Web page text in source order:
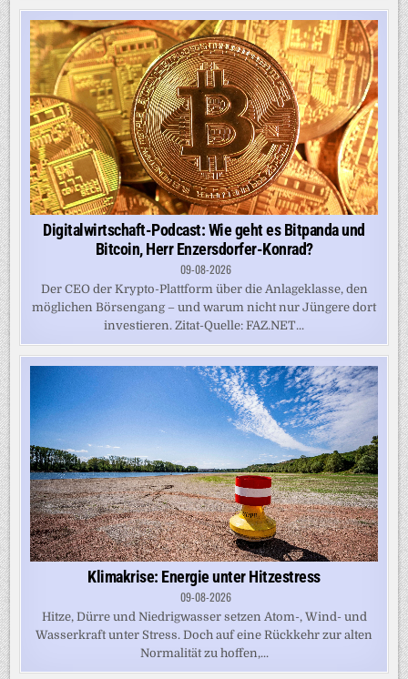
Digitalwirtschaft-Podcast: Wie geht es Bitpanda und
Bitcoin, Herr Enzersdorfer-Konrad?
09-08-2026
Der CEO der Krypto-Plattform über die Anlageklasse, den
möglichen Börsengang – und warum nicht nur Jüngere dort
investieren. Zitat-Quelle: FAZ.NET...
Klimakrise: Energie unter Hitzestress
09-08-2026
Hitze, Dürre und Niedrigwasser setzen Atom-, Wind- und
Wasserkraft unter Stress. Doch auf eine Rückkehr zur alten
Normalität zu hoffen,...